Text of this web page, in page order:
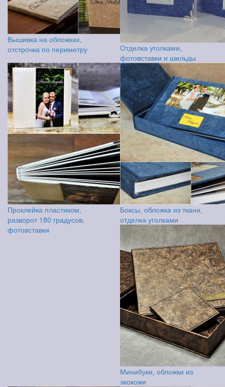
Вышивка на обложках,
отстрочка по периметру
Отделка уголками,
фотовставки и шильды
Проклейка пластиком,
разворот 180 градусов,
фотовставки
Боксы, обложка из ткани,
отделка уголками
Минибуки, обложки из
экокожи